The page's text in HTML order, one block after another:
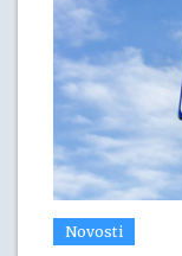
Novosti